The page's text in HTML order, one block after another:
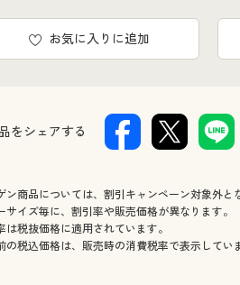
お気に入りに追加
をシェアする
商品については、割引キャンペーン対象外と
イズ毎に、割引率や販売価格が異なります。
税抜価格に適用されています。
税込価格は、販売時の消費税率で表示してい